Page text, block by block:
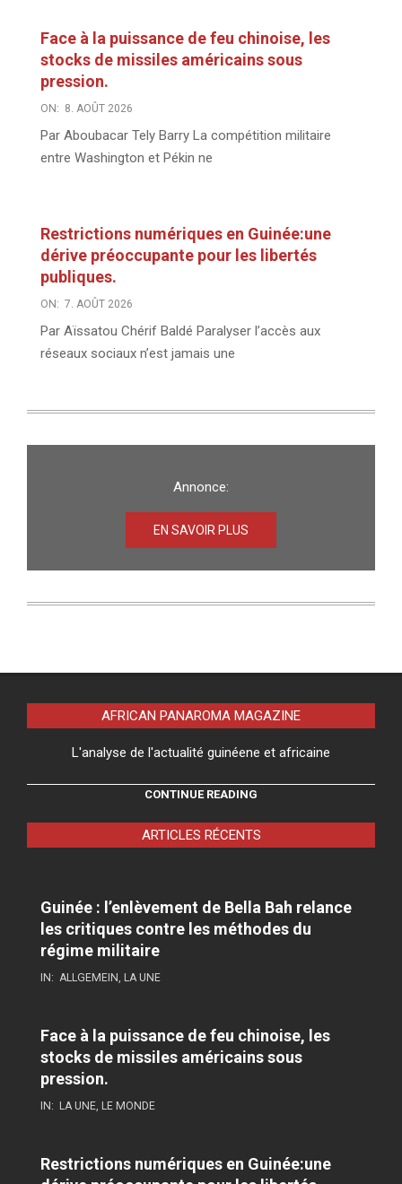
Face à la puissance de feu chinoise, les
stocks de missiles américains sous
pression.
ON: 8. AOÛT 2026
Par Aboubacar Tely Barry La compétition militaire
entre Washington et Pékin ne
Restrictions numériques en Guinée:une
dérive préoccupante pour les libertés
publiques.
ON: 7. AOÛT 2026
Par Aïssatou Chérif Baldé Paralyser l’accès aux
réseaux sociaux n’est jamais une
Annonce:
EN SAVOIR PLUS
AFRICAN PANAROMA MAGAZINE
L'analyse de l'actualité guinéene et africaine
CONTINUE READING
ARTICLES RÉCENTS
Guinée : l’enlèvement de Bella Bah relance
les critiques contre les méthodes du
régime militaire
IN: ALLGEMEIN, LA UNE
Face à la puissance de feu chinoise, les
stocks de missiles américains sous
pression.
IN: LA UNE, LE MONDE
Restrictions numériques en Guinée:une